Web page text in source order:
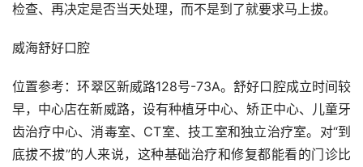
检查、再决定是否当天处理，而不是到了就要求马上拔。
威海舒好口腔
位置参考：环翠区新威路128号-73A。舒好口腔成立时间较
早，中心店在新威路，设有种植牙中心、矫正中心、儿童牙
齿治疗中心、消毒室、CT室、技工室和独立治疗室。对“到
底拔不拔”的人来说，这种基础治疗和修复都能看的门诊比